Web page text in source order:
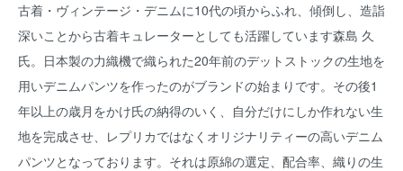
古着・ヴィンテージ・デニムに10代の頃からふれ、傾倒し、造詣
深いことから古着キュレーターとしても活躍しています森島 久
氏。日本製の力織機で織られた20年前のデットストックの生地を
用いデニムパンツを作ったのがブランドの始まりです。その後1
年以上の歳月をかけ氏の納得のいく、自分だけにしか作れない生
地を完成させ、レプリカではなくオリジナリティーの高いデニム
パンツとなっております。それは原綿の選定、配合率、織りの生